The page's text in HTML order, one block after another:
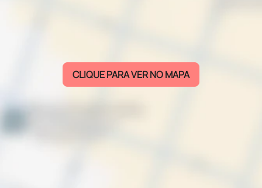
CLIQUE PARA VER NO MAPA